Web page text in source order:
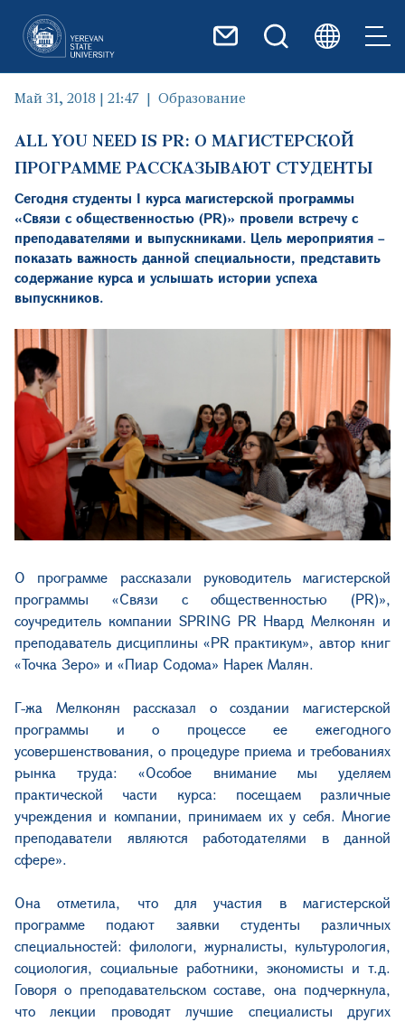
Май 31, 2018 | 21:47 Образование
ALL YOU NEED IS PR: О МАГИСТЕРСКОЙ
ПРОГРАММЕ РАССКАЗЫВАЮТ СТУДЕНТЫ
Сегодня студенты I курса магистерской программы
«Связи с общественностью (PR)» провели встречу с
преподавателями и выпускниками. Цель мероприятия –
показать важность данной специальности, представить
содержание курса и услышать истории успеха
выпускников.
О программе рассказали руководитель магистерской
программы «Связи с общественностью (PR)»,
соучредитель компании SPRING PR Нвард Мелконян и
преподаватель дисциплины «PR практикум», автор книг
«Точка Зеро» и «Пиар Содома» Нарек Малян.
Г-жа Мелконян рассказал о создании магистерской
программы и о процессе ее ежегодного
усовершенствования, о процедуре приема и требованиях
рынка труда: «Особое внимание мы уделяем
практической части курса: посещаем различные
учреждения и компании, принимаем их у себя. Многие
преподаватели являются работодателями в данной
сфере».
Она отметила, что для участия в магистерской
программе подают заявки студенты различных
специальностей: филологи, журналисты, культурология,
социология, социальные работники, экономисты и т.д.
Говоря о преподавательском составе, она подчеркнула,
что лекции проводят лучшие специалисты других